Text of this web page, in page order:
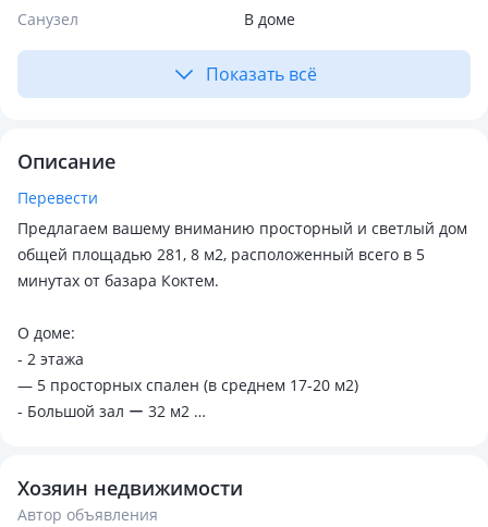
Санузел
В доме
Показать всё
Описание
Перевести
Предлагаем вашему вниманию просторный и светлый дом
общей площадью 281, 8 м2, расположенный всего в 5
минутах от базара Коктем.
О доме:
- 2 этажа
— 5 просторных спален (в среднем 17-20 м2)
- Большой зал ー 32 м2
— Высокие потолки, создающие ощущение пространства
— Очень светлый и уютный интерьер
Хозяин недвижимости
Автор объявления